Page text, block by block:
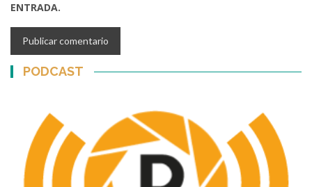
ENTRADA.
PODCAST